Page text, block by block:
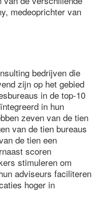
medeoprichter van
bedrijven die
zijn op het gebied
in de top-10
in hun
zeven van de tien
van de tien bureaus
de tien een
scoren
stimuleren om
adviseurs faciliteren
hoger in